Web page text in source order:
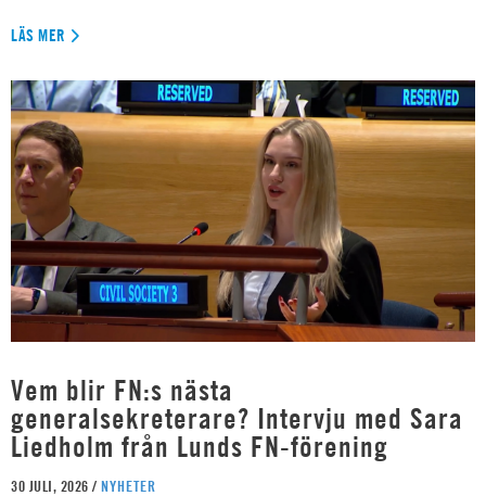
LÄS MER
Vem blir FN:s nästa
generalsekreterare? Intervju med Sara
Liedholm från Lunds FN-förening
30 JULI, 2026 / NYHETER